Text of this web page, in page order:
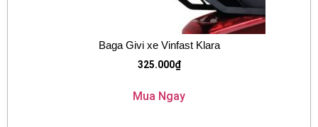
Baga Givi xe Vinfast Klara
325.000₫
Mua Ngay